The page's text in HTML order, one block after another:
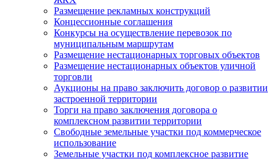
Размещение рекламных конструкций
Концессионные соглашения
Конкурсы на осуществление перевозок по
муниципальным маршрутам
Размещение нестационарных торговых объектов
Размещение нестационарных объектов уличной
торговли
Аукционы на право заключить договор о развитии
застроенной территории
Торги на право заключения договора о
комплексном развитии территории
Свободные земельные участки под коммерческое
использование
Земельные участки под комплексное развитие